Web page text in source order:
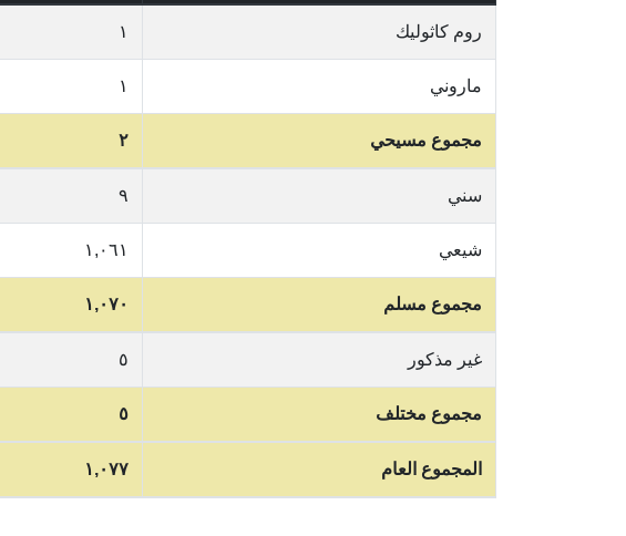
روم كاثوليك ١
ماروني ١
مجموع مسيحي ٢
سني ٩
شيعي ١,٠٦١
مجموع مسلم ١,٠٧٠
غير مذكور ٥
مجموع مختلف ٥
المجموع العام ١,٠٧٧